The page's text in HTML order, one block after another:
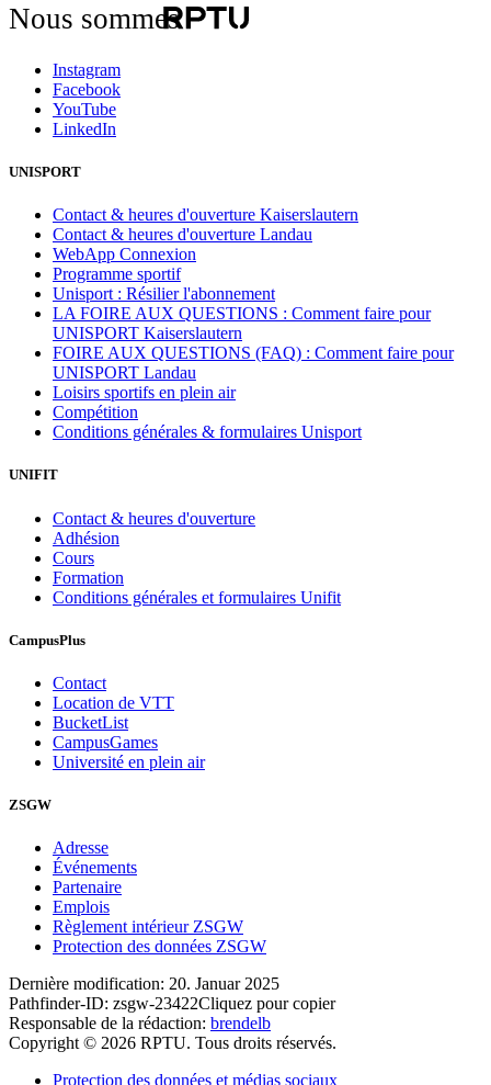
Nous sommes
Instagram
Facebook
YouTube
LinkedIn
UNISPORT
Contact & heures d'ouverture Kaiserslautern
Contact & heures d'ouverture Landau
WebApp Connexion
Programme sportif
Unisport : Résilier l'abonnement
LA FOIRE AUX QUESTIONS : Comment faire pour
UNISPORT Kaiserslautern
FOIRE AUX QUESTIONS (FAQ) : Comment faire pour
UNISPORT Landau
Loisirs sportifs en plein air
Compétition
Conditions générales & formulaires Unisport
UNIFIT
Contact & heures d'ouverture
Adhésion
Cours
Formation
Conditions générales et formulaires Unifit
CampusPlus
Contact
Location de VTT
BucketList
CampusGames
Université en plein air
ZSGW
Adresse
Événements
Partenaire
Emplois
Règlement intérieur ZSGW
Protection des données ZSGW
Dernière modification: 20. Januar 2025
Pathfinder-ID: zsgw-23422Cliquez pour copier
Responsable de la rédaction: brendelb
Copyright © 2026 RPTU. Tous droits réservés.
Protection des données et médias sociaux